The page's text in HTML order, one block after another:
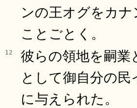
ンの王オグをカナ
ことごとく。
12
彼らの領地を嗣業
として御自分の
に与えられた。